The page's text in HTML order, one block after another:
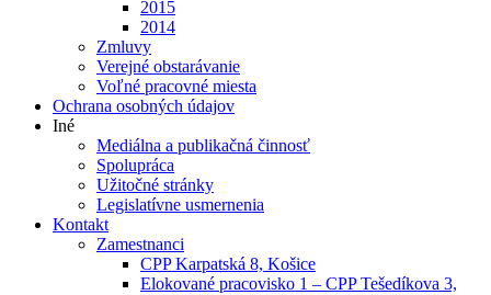
2015
2014
Zmluvy
Verejné obstarávanie
Voľné pracovné miesta
Ochrana osobných údajov
Iné
Mediálna a publikačná činnosť
Spolupráca
Užitočné stránky
Legislatívne usmernenia
Kontakt
Zamestnanci
CPP Karpatská 8, Košice
Elokované pracovisko 1 – CPP Tešedíkova 3,